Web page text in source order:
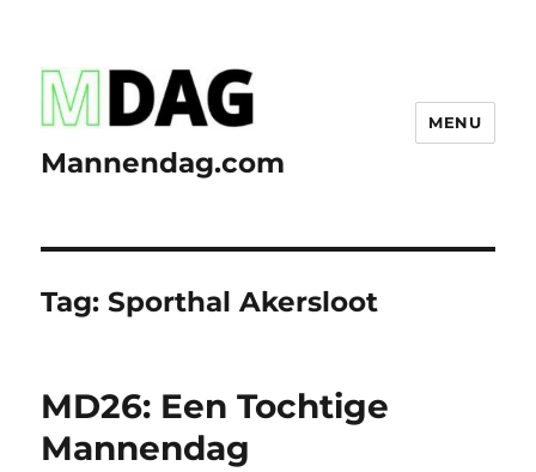
Mannendag.com
MENU
Tag:Sporthal Akersloot
MD26: Een Tochtige
Mannendag